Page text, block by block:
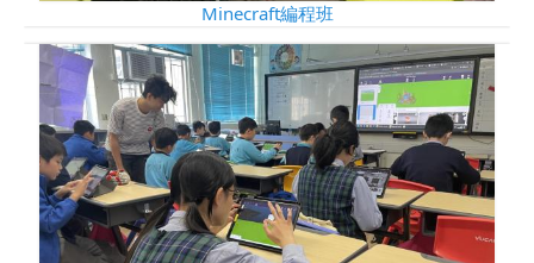
Minecraft編程班